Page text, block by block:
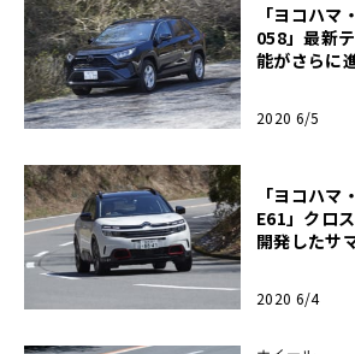
「ヨコハマ
058」最新
能がさらに
2020 6/5
「ヨコハ
E61」クロ
開発したサ
2020 6/4